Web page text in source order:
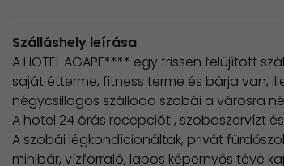
Szálláshely leírása
A HOTEL AGAPE**** egy frissen felújított
saját étterme, fitness terme és bárja van,
négycsillagos szálloda szobái a városra
A hotel 24 órás recepciót , szobaszervízt
A szobái légkondícionáltak, privát
minibár, vízforraló, lapos képernyős tévé